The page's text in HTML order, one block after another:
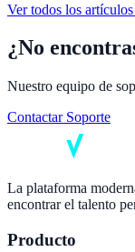
Ver todos los
¿No
Nuestro equipo de
Contactar Soporte
La plataforma
encontrar el talento
Producto